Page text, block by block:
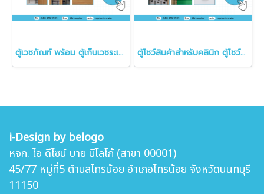
ตู้เวชภัณฑ์ พร้อม ตู้เก็บเวชระเบียน OPD card ตู้โชว์สินค้าสำหรับคลินิก ตู้โชว์สินค้าคลินิก
i-Design by belogo
หจก. ไอ ดีไซน์ บาย บีโลโก้ (สาขา 00001)
45/77 หมู่ที่5 ตำบลไทรน้อย อำเภอไทรน้อย จังหวัดนนทบุรี
11150